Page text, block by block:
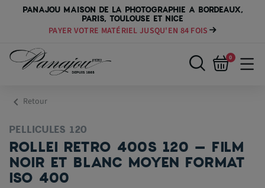
PANAJOU MAISON DE LA PHOTOGRAPHIE A BORDEAUX,
PARIS, TOULOUSE ET NICE
PAYER VOTRE MATÉRIEL JUSQU'EN 84 FOIS
0
chevron_left Retour
PELLICULES 120
ROLLEI RETRO 400S 120 – FILM
NOIR ET BLANC MOYEN FORMAT
ISO 400